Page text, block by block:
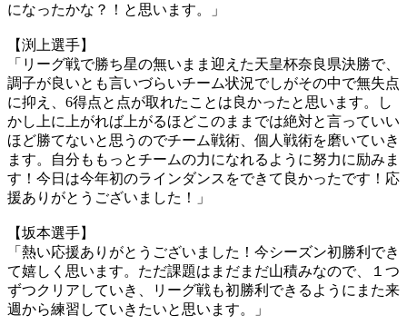
になったかな？！と思います。」
【渕上選手】
「リーグ戦で勝ち星の無いまま迎えた天皇杯奈良県決勝で、
調子が良いとも言いづらいチーム状況でしがその中で無失点
に抑え、6得点と点が取れたことは良かったと思います。し
かし上に上がれば上がるほどこのままでは絶対と言っていい
ほど勝てないと思うのでチーム戦術、個人戦術を磨いていき
ます。自分ももっとチームの力になれるように努力に励みま
す！今日は今年初のラインダンスをできて良かったです！応
援ありがとうございました！」
【坂本選手】
「熱い応援ありがとうございました！今シーズン初勝利でき
て嬉しく思います。ただ課題はまだまだ山積みなので、１つ
ずつクリアしていき、リーグ戦も初勝利できるようにまた来
週から練習していきたいと思います。」